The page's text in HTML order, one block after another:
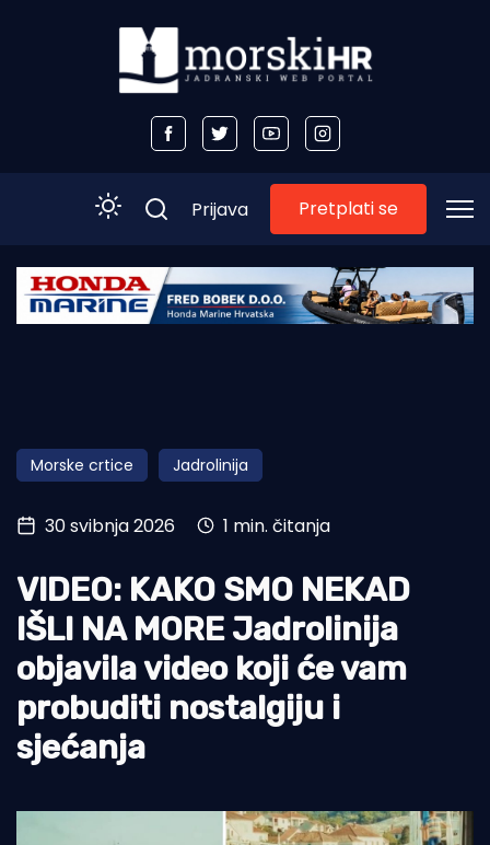
Početna
Obala
Otoci
Turizam i nautika
Pomorstvo
Ribolov
Ekologija
Tradicija i kultura
Prijava Pretplati se
Morske crtice Jadrolinija
30 svibnja 2026 1 min. čitanja
VIDEO: KAKO SMO NEKAD
IŠLI NA MORE Jadrolinija
objavila video koji će vam
probuditi nostalgiju i
sjećanja